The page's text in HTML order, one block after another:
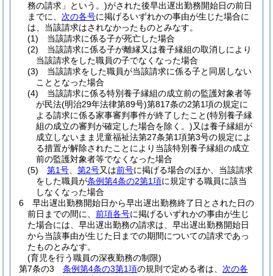
務の請求」という。)がされた後早出遅出勤務開始日の前日
までに、 次の各号に掲げるいずれかの事由が生じた場合に
は、当該請求はされなかったものとみなす。
(1)
当該請求に係る子が死亡した場合
(2)
当該請求に係る子が離縁又は養子縁組の取消しにより
当該請求をした職員の子でなくなった場合
(3)
当該請求をした職員が当該請求に係る子と同居しない
こととなった場合
(4)
当該請求に係る特別養子縁組の成立前の監護対象者等
が民法(明治29年法律第89号)第817条の2第1項の規定に
よる請求に係る家事審判事件が終了したこと(特別養子縁
組の成立の審判が確定した場合を除く。)又は養子縁組が
成立しないまま児童福祉法第27条第1項第3号の規定によ
る措置が解除されたことにより当該特別養子縁組の成立
前の監護対象者等でなくなった場合
(5)
第1号 第2号又は前号に掲げる場合のほか、当該請求
をした職員が条例第4条の2第1項に規定する職員に該当
しなくなった場合
6
早出遅出勤務開始日から早出遅出勤務終了日とされた日の
前日までの間に、 前項各号に掲げるいずれかの事由が生じ
た場合には、早出遅出勤務の請求は、早出遅出勤務開始日
から当該事由が生じた日までの期間についての請求であっ
たものとみなす。
(育児を行う職員の深夜勤務の制限)
第7条の3
条例第4条の3第1項の規則で定める者は、 次の各